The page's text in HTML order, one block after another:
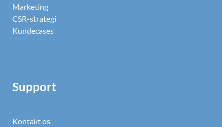
Marketing
CSR-strategi
Kundecases
Support
Kontakt os